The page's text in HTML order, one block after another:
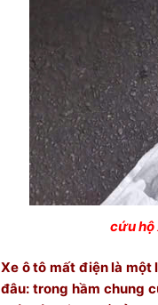
cứu hộ
Xe ô tô mất điện là một
đâu: trong hầm chung